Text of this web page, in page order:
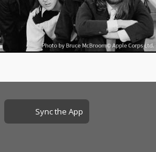
Sync the App